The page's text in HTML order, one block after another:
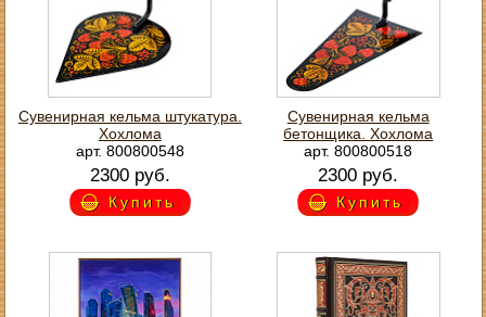
Сувенирная кельма штукатура.
Хохлома
арт. 800800548
2300 руб.
Купить
Сувенирная кельма
бетонщика. Хохлома
арт. 800800518
2300 руб.
Купить